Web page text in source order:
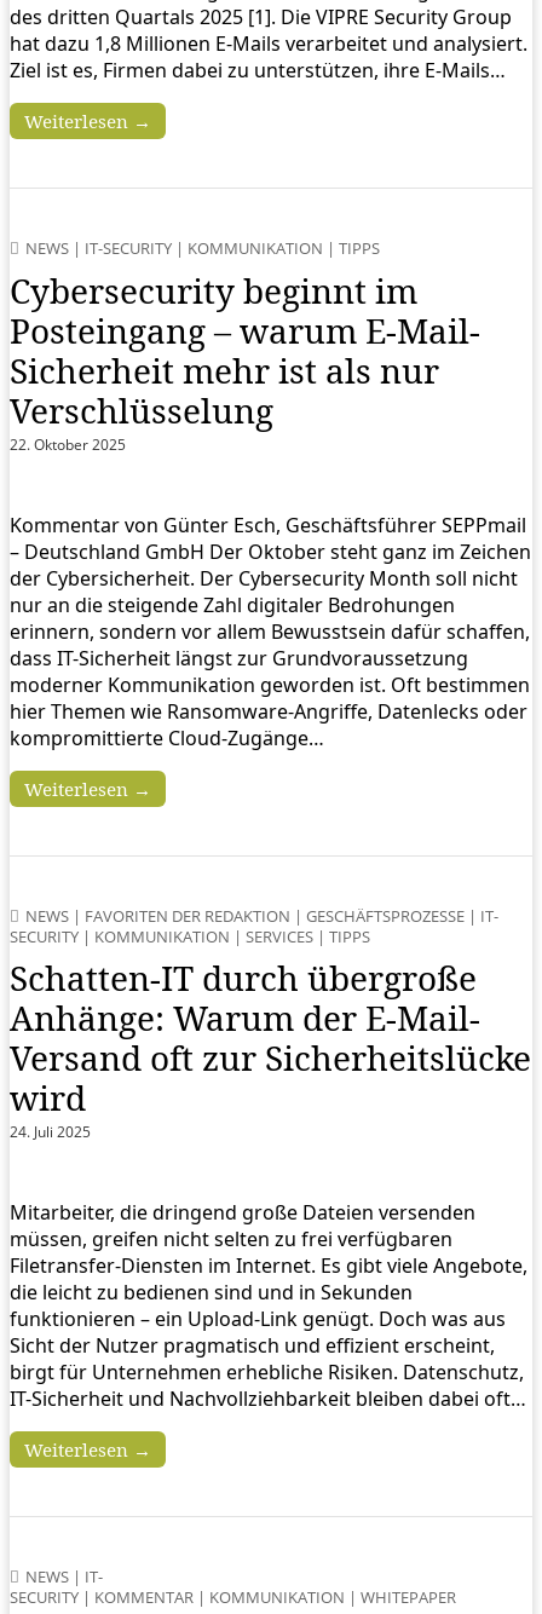
des dritten Quartals 2025 [1]. Die VIPRE Security Group
hat dazu 1,8 Millionen E-Mails verarbeitet und analysiert.
Ziel ist es, Firmen dabei zu unterstützen, ihre E-Mails…
Weiterlesen →
NEWS | IT-SECURITY | KOMMUNIKATION | TIPPS
Cybersecurity beginnt im
Posteingang – warum E-Mail-
Sicherheit mehr ist als nur
Verschlüsselung
22. Oktober 2025
Kommentar von Günter Esch, Geschäftsführer SEPPmail
– Deutschland GmbH Der Oktober steht ganz im Zeichen
der Cybersicherheit. Der Cybersecurity Month soll nicht
nur an die steigende Zahl digitaler Bedrohungen
erinnern, sondern vor allem Bewusstsein dafür schaffen,
dass IT-Sicherheit längst zur Grundvoraussetzung
moderner Kommunikation geworden ist. Oft bestimmen
hier Themen wie Ransomware-Angriffe, Datenlecks oder
kompromittierte Cloud-Zugänge…
Weiterlesen →
NEWS | FAVORITEN DER REDAKTION | GESCHÄFTSPROZESSE | IT-
SECURITY | KOMMUNIKATION | SERVICES | TIPPS
Schatten-IT durch übergroße
Anhänge: Warum der E-Mail-
Versand oft zur Sicherheitslücke
wird
24. Juli 2025
Mitarbeiter, die dringend große Dateien versenden
müssen, greifen nicht selten zu frei verfügbaren
Filetransfer-Diensten im Internet. Es gibt viele Angebote,
die leicht zu bedienen sind und in Sekunden
funktionieren – ein Upload-Link genügt. Doch was aus
Sicht der Nutzer pragmatisch und effizient erscheint,
birgt für Unternehmen erhebliche Risiken. Datenschutz,
IT-Sicherheit und Nachvollziehbarkeit bleiben dabei oft…
Weiterlesen →
NEWS | IT-
SECURITY | KOMMENTAR | KOMMUNIKATION | WHITEPAPER